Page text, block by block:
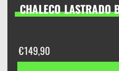
CHALECO
€149,90